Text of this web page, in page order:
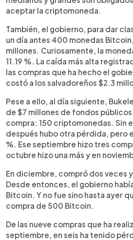
aceptar la criptomoneda.
También, el gobierno, para dar
un día antes 400 monedas
millones. Curiosamente, la
11.19 %. La caída más alta
las compras que ha hecho el
costó a los salvadoreños $2.3
Pese a ello, al día siguiente,
de $7 millones de fondos públicos
compra: 150 criptomonedas. Sin
después hubo otra pérdida, pero
%. Ese septiembre hizo tres
octubre hizo una más y en
En diciembre, compró dos veces
Desde entonces, el gobierno
Bitcoin. Y no fue sino hasta ayer
compra de 500 Bitcoin.
De las nueve compras que ha
septiembre, en seis ha tenido